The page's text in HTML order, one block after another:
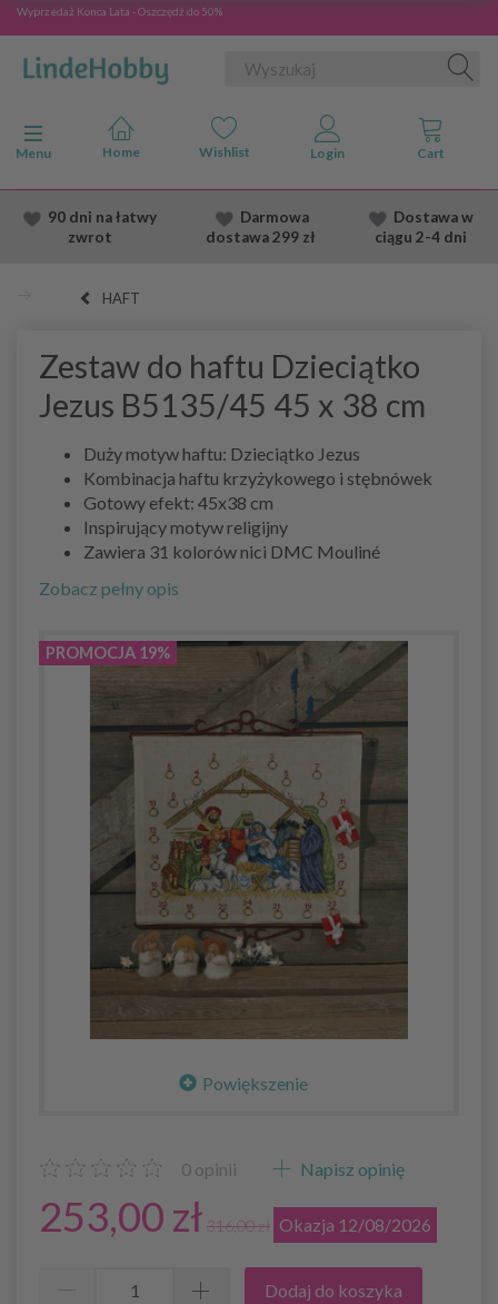
Wyprzedaż Konca Lata - Oszczędź do 50%
Przełącz nawigację
Menu
90 dni na łatwy
zwrot
Darmowa
dostawa299 zł
Dostawaw
ciągu 2-4 dni
HAFT
Zestaw do haftu Dzieciątko
Jezus B5135/45 45 x 38 cm
Duży motyw haftu: Dzieciątko Jezus
Kombinacja haftu krzyżykowego i stębnówek
Gotowy efekt: 45x38 cm
Inspirujący motyw religijny
Zawiera 31 kolorów nici DMC Mouliné
Zobacz pełny opis
PROMOCJA 19%
Powiększenie
0 opinii Napisz opinię
253,00 zł 316,00 zł Okazja 12/08/2026
Dodaj do koszyka